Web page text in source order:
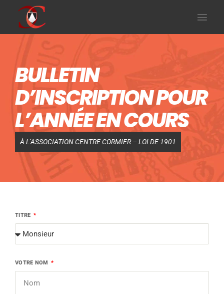
BULLETIN
D’INSCRIPTION POUR
L’ANNÉE EN COURS
À L’ASSOCIATION CENTRE CORMIER – LOI DE 1901
TITRE
VOTRE NOM